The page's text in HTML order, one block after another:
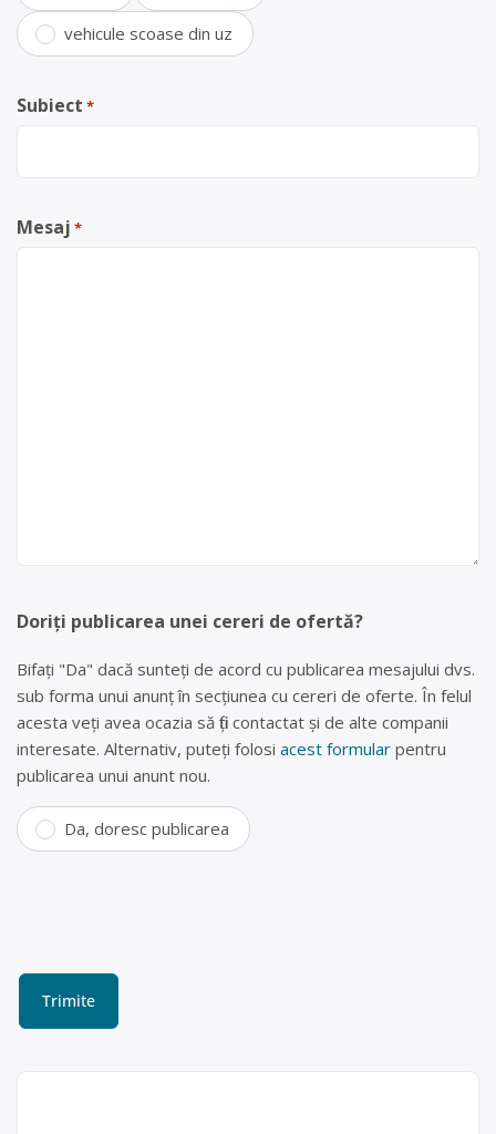
vehicule scoase din uz
Subiect *
Mesaj *
Doriți publicarea unei cereri de ofertă?
Bifați "Da" dacă sunteți de acord cu publicarea mesajului dvs.
sub forma unui anunț în secțiunea cu cereri de oferte. În felul
acesta veți avea ocazia să fiți contactat și de alte companii
interesate. Alternativ, puteți folosi acest formular pentru
publicarea unui anunt nou.
Da, doresc publicarea